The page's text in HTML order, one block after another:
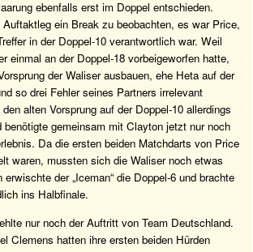
ebenfalls erst im Doppel entschieden.
ein Break zu beobachten, es war Price,
in der Doppel-10 verantwortlich war. Weil
einmal an der Doppel-18 vorbeigeworfen hatte,
der Waliser ausbauen, ehe Heta auf der
so drei Fehler seines Partners irrelevant
alten Vorsprung auf der Doppel-10 allerdings
benötigte gemeinsam mit Clayton jetzt nur noch
Da die ersten beiden Matchdarts von Price
waren, mussten sich die Waliser noch etwas
der „Iceman“ die Doppel-6 und brachte
ins Halbfinale.
nur noch der Auftritt von Team Deutschland.
Clemens hatten ihre ersten beiden Hürden